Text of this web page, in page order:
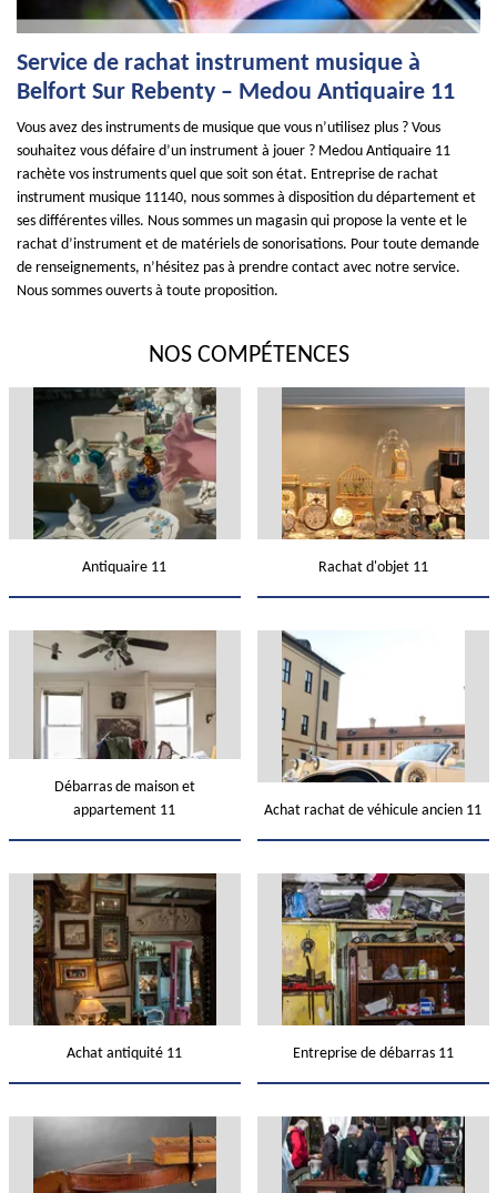
Service de rachat instrument musique à
Belfort Sur Rebenty – Medou Antiquaire 11
Vous avez des instruments de musique que vous n’utilisez plus ? Vous
souhaitez vous défaire d’un instrument à jouer ? Medou Antiquaire 11
rachète vos instruments quel que soit son état. Entreprise de rachat
instrument musique 11140, nous sommes à disposition du département et
ses différentes villes. Nous sommes un magasin qui propose la vente et le
rachat d’instrument et de matériels de sonorisations. Pour toute demande
de renseignements, n’hésitez pas à prendre contact avec notre service.
Nous sommes ouverts à toute proposition.
NOS COMPÉTENCES
Antiquaire 11 Rachat d'objet 11
Débarras de maison et
appartement 11
Achat rachat de véhicule ancien 11
Achat antiquité 11 Entreprise de débarras 11